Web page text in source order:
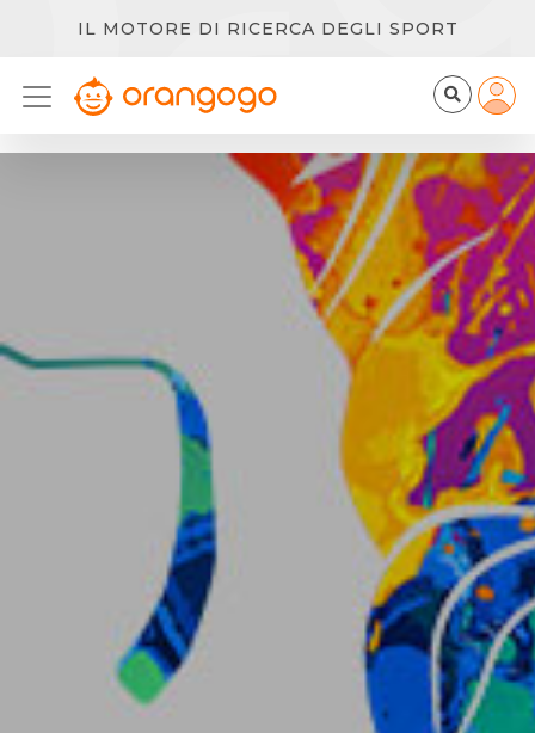
IL MOTORE DI RICERCA DEGLI SPORT